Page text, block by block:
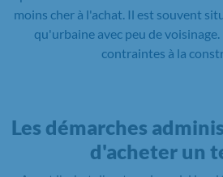
moins cher à l'achat. Il est souvent
qu'urbaine avec peu de
contraintes à la
Les démarches
d'acheter un